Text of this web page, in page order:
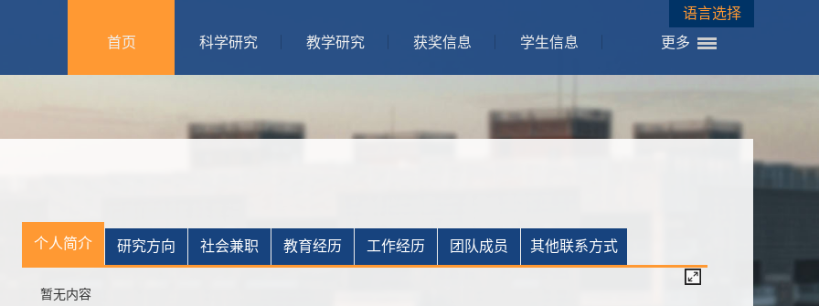
语言选择
首页
科学研究 教学研究 获奖信息 学生信息 更多
个人简介 研究方向 社会兼职 教育经历 工作经历 团队成员 其他联系方式
暂无内容